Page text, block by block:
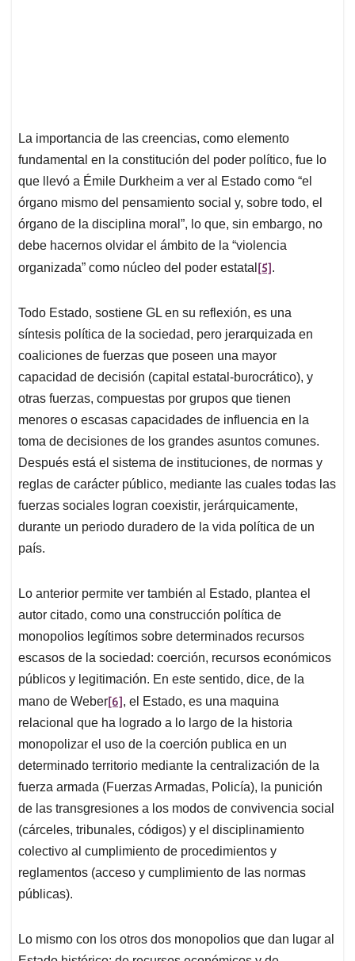
La importancia de las creencias, como elemento
fundamental en la constitución del poder político, fue lo
que llevó a Émile Durkheim a ver al Estado como “el
órgano mismo del pensamiento social y, sobre todo, el
órgano de la disciplina moral”, lo que, sin embargo, no
debe hacernos olvidar el ámbito de la “violencia
organizada” como núcleo del poder estatal [5].
Todo Estado, sostiene GL en su reflexión, es una
síntesis política de la sociedad, pero jerarquizada en
coaliciones de fuerzas que poseen una mayor
capacidad de decisión (capital estatal-burocrático), y
otras fuerzas, compuestas por grupos que tienen
menores o escasas capacidades de influencia en la
toma de decisiones de los grandes asuntos comunes.
Después está el sistema de instituciones, de normas y
reglas de carácter público, mediante las cuales todas las
fuerzas sociales logran coexistir, jerárquicamente,
durante un periodo duradero de la vida política de un
país.
Lo anterior permite ver también al Estado, plantea el
autor citado, como una construcción política de
monopolios legítimos sobre determinados recursos
escasos de la sociedad: coerción, recursos económicos
públicos y legitimación. En este sentido, dice, de la
mano de Weber[6], el Estado, es una maquina
relacional que ha logrado a lo largo de la historia
monopolizar el uso de la coerción publica en un
determinado territorio mediante la centralización de la
fuerza armada (Fuerzas Armadas, Policía), la punición
de las transgresiones a los modos de convivencia social
(cárceles, tribunales, códigos) y el disciplinamiento
colectivo al cumplimiento de procedimientos y
reglamentos (acceso y cumplimiento de las normas
públicas).
Lo mismo con los otros dos monopolios que dan lugar al